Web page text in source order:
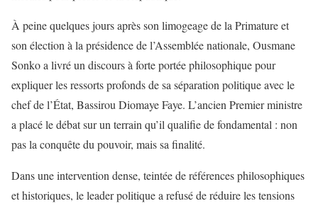
À peine quelques jours après son limogeage de la Primature et
son élection à la présidence de l’Assemblée nationale, Ousmane
Sonko a livré un discours à forte portée philosophique pour
expliquer les ressorts profonds de sa séparation politique avec le
chef de l’État, Bassirou Diomaye Faye. L’ancien Premier ministre
a placé le débat sur un terrain qu’il qualifie de fondamental : non
pas la conquête du pouvoir, mais sa finalité.
Dans une intervention dense, teintée de références philosophiques
et historiques, le leader politique a refusé de réduire les tensions